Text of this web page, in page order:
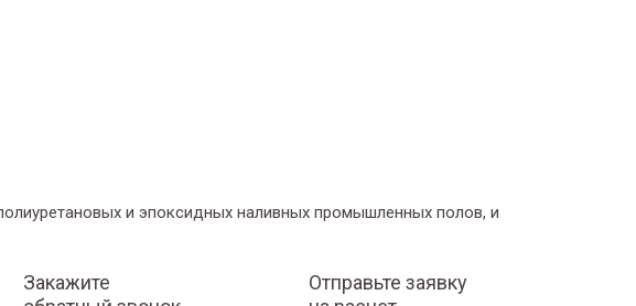
и эпоксидных наливных промышленных полов, и
Закажите
Отправьте заявку